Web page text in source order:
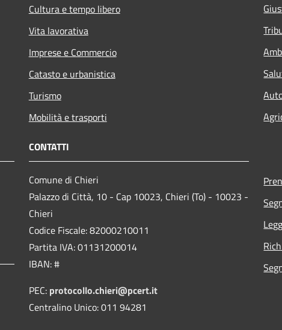
Cultura e tempo libero
Vita lavorativa
Imprese e Commercio
Catasto e urbanistica
Turismo
Mobilità e trasporti
CONTATTI
Comune di Chieri
Palazzo di Città, 10 - Cap 10023, Chieri (To) - 10023 -
Chieri
Codice Fiscale: 82000210011
Partita IVA: 01131200014
IBAN: #
PEC: protocollo.chieri@pcert.it
Centralino Unico: 011 94281